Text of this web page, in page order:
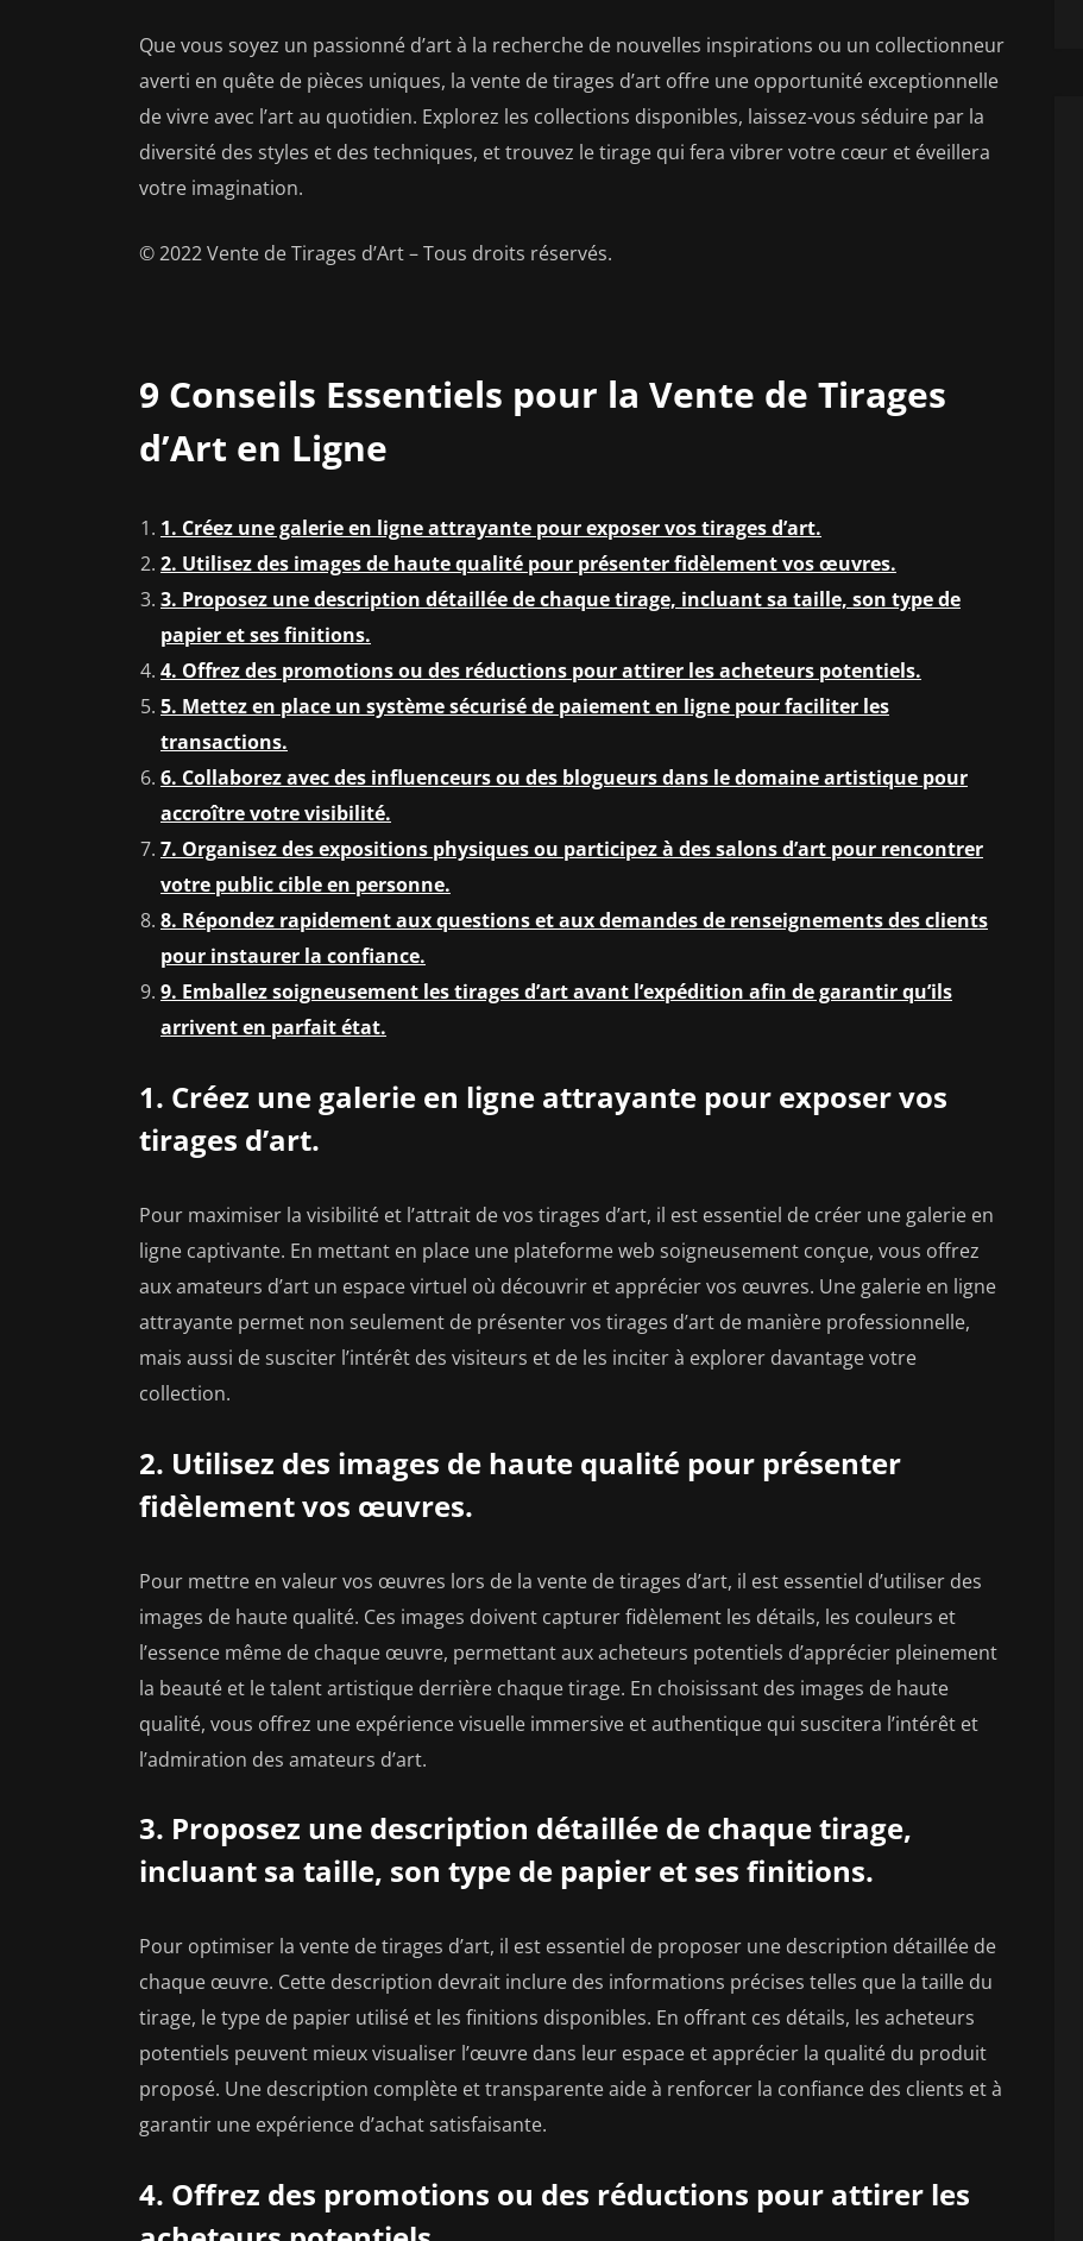
Que vous soyez un passionné d’art à la recherche de nouvelles inspirations ou un collectionneur
averti en quête de pièces uniques, la vente de tirages d’art offre une opportunité exceptionnelle
de vivre avec l’art au quotidien. Explorez les collections disponibles, laissez-vous séduire par la
diversité des styles et des techniques, et trouvez le tirage qui fera vibrer votre cœur et éveillera
votre imagination.
© 2022 Vente de Tirages d’Art – Tous droits réservés.
9 Conseils Essentiels pour la Vente de Tirages
d’Art en Ligne
1. Créez une galerie en ligne attrayante pour exposer vos tirages d’art.
2. Utilisez des images de haute qualité pour présenter fidèlement vos œuvres.
3. Proposez une description détaillée de chaque tirage, incluant sa taille, son type de
papier et ses finitions.
4. Offrez des promotions ou des réductions pour attirer les acheteurs potentiels.
5. Mettez en place un système sécurisé de paiement en ligne pour faciliter les
transactions.
6. Collaborez avec des influenceurs ou des blogueurs dans le domaine artistique pour
accroître votre visibilité.
7. Organisez des expositions physiques ou participez à des salons d’art pour rencontrer
votre public cible en personne.
8. Répondez rapidement aux questions et aux demandes de renseignements des clients
pour instaurer la confiance.
9. Emballez soigneusement les tirages d’art avant l’expédition afin de garantir qu’ils
arrivent en parfait état.
1. Créez une galerie en ligne attrayante pour exposer vos
tirages d’art.
Pour maximiser la visibilité et l’attrait de vos tirages d’art, il est essentiel de créer une galerie en
ligne captivante. En mettant en place une plateforme web soigneusement conçue, vous offrez
aux amateurs d’art un espace virtuel où découvrir et apprécier vos œuvres. Une galerie en ligne
attrayante permet non seulement de présenter vos tirages d’art de manière professionnelle,
mais aussi de susciter l’intérêt des visiteurs et de les inciter à explorer davantage votre
collection.
2. Utilisez des images de haute qualité pour présenter
fidèlement vos œuvres.
Pour mettre en valeur vos œuvres lors de la vente de tirages d’art, il est essentiel d’utiliser des
images de haute qualité. Ces images doivent capturer fidèlement les détails, les couleurs et
l’essence même de chaque œuvre, permettant aux acheteurs potentiels d’apprécier pleinement
la beauté et le talent artistique derrière chaque tirage. En choisissant des images de haute
qualité, vous offrez une expérience visuelle immersive et authentique qui suscitera l’intérêt et
l’admiration des amateurs d’art.
3. Proposez une description détaillée de chaque tirage,
incluant sa taille, son type de papier et ses finitions.
Pour optimiser la vente de tirages d’art, il est essentiel de proposer une description détaillée de
chaque œuvre. Cette description devrait inclure des informations précises telles que la taille du
tirage, le type de papier utilisé et les finitions disponibles. En offrant ces détails, les acheteurs
potentiels peuvent mieux visualiser l’œuvre dans leur espace et apprécier la qualité du produit
proposé. Une description complète et transparente aide à renforcer la confiance des clients et à
garantir une expérience d’achat satisfaisante.
4. Offrez des promotions ou des réductions pour attirer les